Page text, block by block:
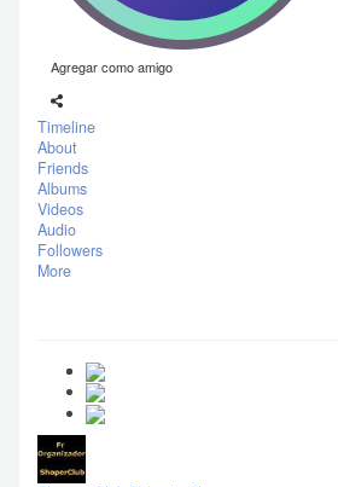
Agregar como amigo
Timeline
About
Friends
Albums
Videos
Audio
Followers
More